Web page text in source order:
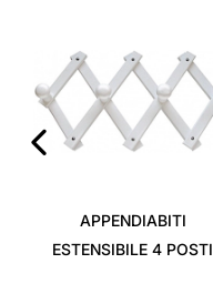
APPENDIABITI
ESTENSIBILE 4 POSTI